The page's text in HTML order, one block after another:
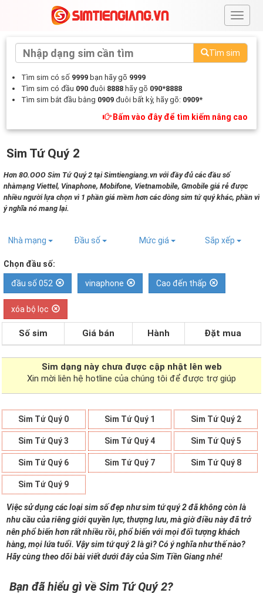
#
Tìm sim
Tìm sim có số 9999 bạn hãy gõ 9999
Tìm sim có đầu 090 đuôi 8888 hãy gõ 090*8888
Tìm sim bắt đầu bằng 0909 đuôi bất kỳ, hãy gõ: 0909*
Bấm vào đây để tìm kiếm nâng cao
Sim Tứ Quý 2
Hơn 8O.OOO Sim Tứ Quý 2 tại Simtiengiang.vn với đầy đủ các đầu số
nhàmạng Viettel, Vinaphone, Mobifone, Vietnamobile, Gmobile giá rẻ được
nhiều người lựa chọn vì 1 phần giá mềm hơn các dòng sim tứ quý khác, phần vì
ý nghĩa nó mang lại.
Nhà mạng Đầu số Mức giá Sắp xếp
Chọn đầu số:
đầu số 052 vinaphone Cao đến thấp
xóa bộ lọc
Số sim Giá bán Hành Đặt mua
Sim dạng này chưa được cập nhật lên web
Xin mời liên hệ hotline của chúng tôi để được trợ giúp
Sim Tứ Quý 0 Sim Tứ Quý 1 Sim Tứ Quý 2
Sim Tứ Quý 3 Sim Tứ Quý 4 Sim Tứ Quý 5
Sim Tứ Quý 6 Sim Tứ Quý 7 Sim Tứ Quý 8
Sim Tứ Quý 9
Việc sử dụng các loại sim số đẹp như sim tứ quý 2 đã không còn là
nhu cầu của riêng giới quyền lực, thượng lưu, mà giờ điều này đã trở
nên phổ biến hơn rất nhiều rồi, phổ biến với mọi đối tượng khách
hàng, mọi lứa tuổi. Vậy sim tứ quý 2 là gì? Có ý nghĩa như thế nào?
Hãy cùng theo dõi bài viết dưới đây của Sim Tiền Giang nhé!
Bạn đã hiểu gì về Sim Tứ Quý 2?